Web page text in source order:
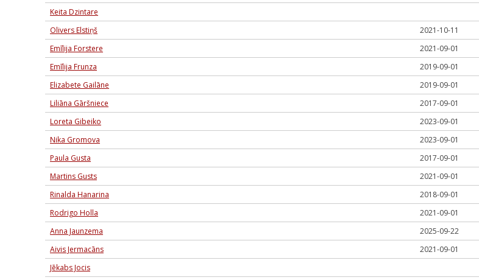
Keita Dzintare
Olivers Elstiņš
2021-10-11
Emīlija Forstere
2021-09-01
Emīlija Frunza
2019-09-01
Elizabete Gailāne
2019-09-01
Liliāna Gāršniece
2017-09-01
Loreta Gibeiko
2023-09-01
Nika Gromova
2023-09-01
Paula Gusta
2017-09-01
Martins Gusts
2021-09-01
Rinalda Hanarina
2018-09-01
Rodrigo Holla
2021-09-01
Anna Jaunzema
2025-09-22
Aivis Jermacāns
2021-09-01
Jēkabs Jocis